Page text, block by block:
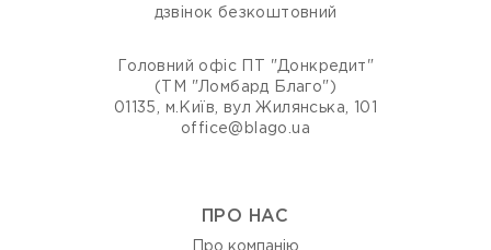
дзвінок безкоштовний
Головний офіс ПТ "Донкредит"
(ТМ "Ломбард Благо")
01135, м.Київ, вул Жилянська, 101
office@blago.ua
ПРО НАС
Про компанію